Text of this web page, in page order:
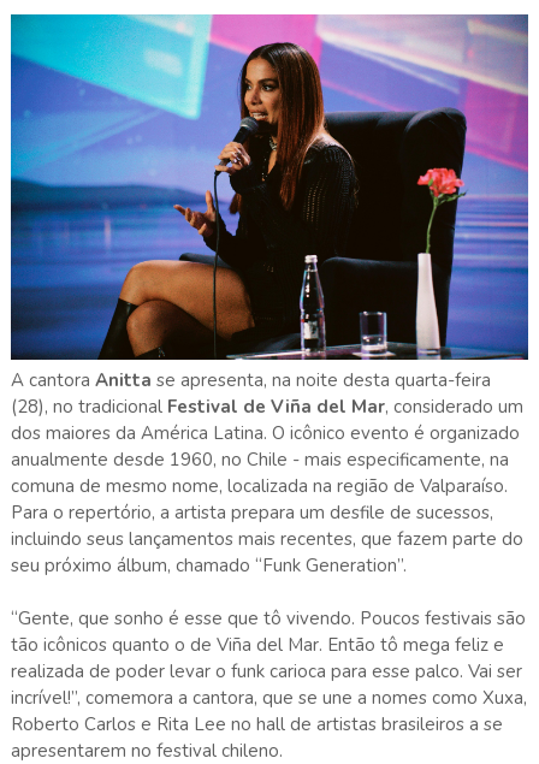
A cantora Anitta se apresenta, na noite desta quarta-feira
(28), no tradicional Festival de Viña del Mar, considerado um
dos maiores da América Latina. O icônico evento é organizado
anualmente desde 1960, no Chile - mais especificamente, na
comuna de mesmo nome, localizada na região de Valparaíso.
Para o repertório, a artista prepara um desfile de sucessos,
incluindo seus lançamentos mais recentes, que fazem parte do
seu próximo álbum, chamado “Funk Generation”.
“Gente, que sonho é esse que tô vivendo. Poucos festivais são
tão icônicos quanto o de Viña del Mar. Então tô mega feliz e
realizada de poder levar o funk carioca para esse palco. Vai ser
incrível!”, comemora a cantora, que se une a nomes como Xuxa,
Roberto Carlos e Rita Lee no hall de artistas brasileiros a se
apresentarem no festival chileno.